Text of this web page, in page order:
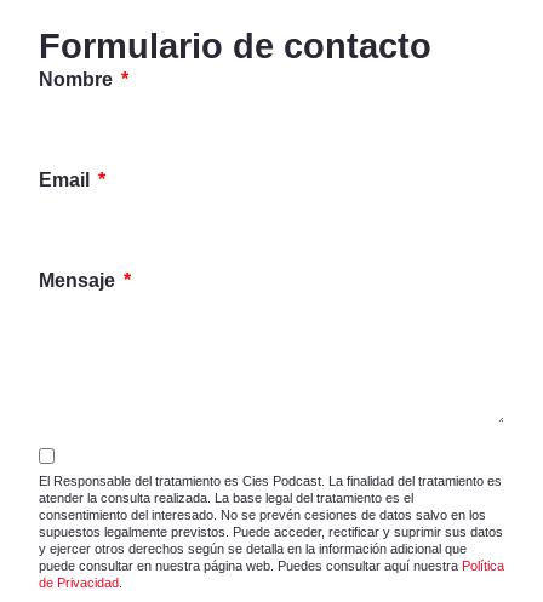
Formulario de contacto
Nombre
Email
Mensaje
El Responsable del tratamiento es Cies Podcast. La finalidad del tratamiento es
atender la consulta realizada. La base legal del tratamiento es el
consentimiento del interesado. No se prevén cesiones de datos salvo en los
supuestos legalmente previstos. Puede acceder, rectificar y suprimir sus datos
y ejercer otros derechos según se detalla en la información adicional que
puede consultar en nuestra página web. Puedes consultar aquí nuestra Política
de Privacidad